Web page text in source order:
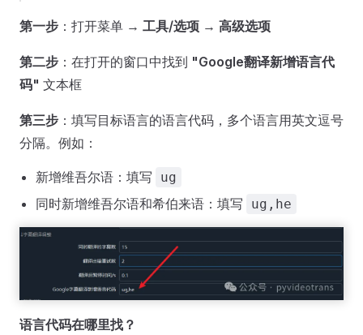
第一步 ：打开菜单 → 工具/选项 → 高级选项
第二步 ：在打开的窗口中找到 "Google翻译新增语言代
码" 文本框
第三步 ：填写目标语言的语言代码，多个语言用英文逗号
分隔。例如：
新增维吾尔语：填写 ug
同时新增维吾尔语和希伯来语：填写 ug,he
语言代码在哪里找？